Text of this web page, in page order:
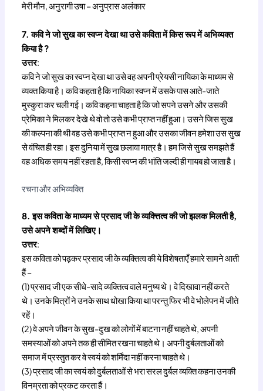
मेरी मौन, अनुरागी उषा – अनुप्रास अलंकार
7. कवि ने जो सुख का स्वप्न देखा था उसे कविता में किस रूप में अभिव्यक्त
किया है ?
उत्तर:
कवि ने जो सुख का स्वप्न देखा था उसे वह अपनी प्रेयसी नायिका के माध्यम से
व्यक्त किया है। कवि कहता है कि नायिका स्वप्न में उसके पास आते-जाते
मुस्कुरा कर चली गई। कवि कहना चाहता है कि जो सपने उसने और उसकी
प्रेमिका ने मिलकर देखे थे वो तो उसे कभी प्राप्त नहीं हुआ। उसने जिस सुख
की कल्पना की थी वह उसे कभी प्राप्त न हुआ और उसका जीवन हमेशा उस सुख
से वंचित ही रहा। इस दुनिया में सुख छलावा मात्र है। हम जिसे सुख समझते हैं
वह अधिक समय नहीं रहता है, किसी स्वप्न की भांति जल्दी ही गायब हो जाता है।
रचना और अभिव्यक्ति
8. इस कविता के माध्यम से प्रसाद जी के व्यक्त्तित्व की जो झलक मिलती है,
उसे अपने शब्दों में लिखिए।
उत्तर:
इस कविता को पढ़कर प्रसाद जी के व्यक्तित्व की ये विशेषताएँ हमारे सामने आती
हैं –
(1) प्रसाद जी एक सीधे-सादे व्यक्तित्व वाले मनुष्य थे। वे दिखावा नहीं करते
थे। उनके मित्रों ने उनके साथ धोखा किया था परन्तु फिर भी वे भोलेपन में जीते
रहें।
(2) वे अपने जीवन के सुख-दुख को लोगों में बाटना नहीं चाहते थे, अपनी
समस्याओं को अपने तक ही सीमित रखना चाहते थे। अपनी दुर्बलताओं को
समाज में प्रस्तुत कर वे स्वयं को शर्मिंदा नहीं करना चाहते थे।
(3) प्रसाद जी का स्वयं को दुर्बलताओं से भरा सरल दुर्बल व्यक्ति कहना उनकी
विनम्रता को प्रकट करता हैं।